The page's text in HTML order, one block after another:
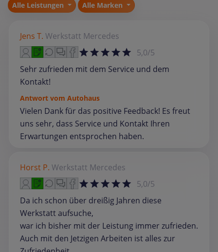
Alle Leistungen Alle Marken
Jens T. Werkstatt Mercedes
5,0/5
Sehr zufrieden mit dem Service und dem
Kontakt!
Antwort vom Autohaus
Vielen Dank für das positive Feedback! Es freut
uns sehr, dass Service und Kontakt Ihren
Erwartungen entsprochen haben.
Horst P. Werkstatt Mercedes
5,0/5
Da ich schon über dreißig Jahren diese
Werkstatt aufsuche,
war ich bisher mit der Leistung immer zufrieden.
Auch mit den Jetzigen Arbeiten ist alles zur